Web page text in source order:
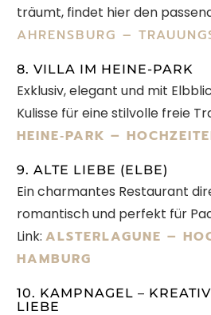
träumt, findet hier den
AHRENSBURG –
8. VILLA IM HEINE-PARK
Exklusiv, elegant und mit
Kulisse für eine stilvolle freie
HEINE‑PARK –
9. ALTE LIEBE (ELBE)
Ein charmantes Restaurant
romantisch und perfekt für
Link: ALSTERLAGUNE –
HAMBURG
10. KAMPNAGEL –
LIEBE